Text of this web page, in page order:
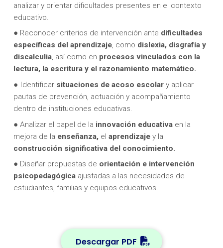
analizar y orientar dificultades presentes en el contexto
educativo.
● Reconocer criterios de intervención ante dificultades
específicas del aprendizaje, como dislexia, disgrafía y
discalculia, así como en procesos vinculados con la
lectura, la escritura y el razonamiento matemático.
● Identificar situaciones de acoso escolary aplicar
pautas de prevención, actuación y acompañamiento
dentro de instituciones educativas.
● Analizar el papel de la innovación educativaen la
mejora de la enseñanza,el aprendizajey la
construcción significativa del conocimiento.
● Diseñar propuestas de orientación e intervención
psicopedagógica ajustadas a las necesidades de
estudiantes, familias y equipos educativos.
Descargar PDF